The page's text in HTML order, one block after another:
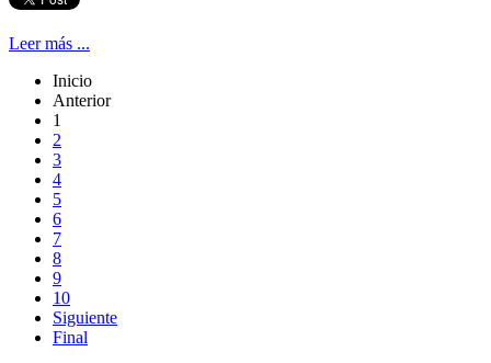
Leer más ...
Inicio
Anterior
1
2
3
4
5
6
7
8
9
10
Siguiente
Final